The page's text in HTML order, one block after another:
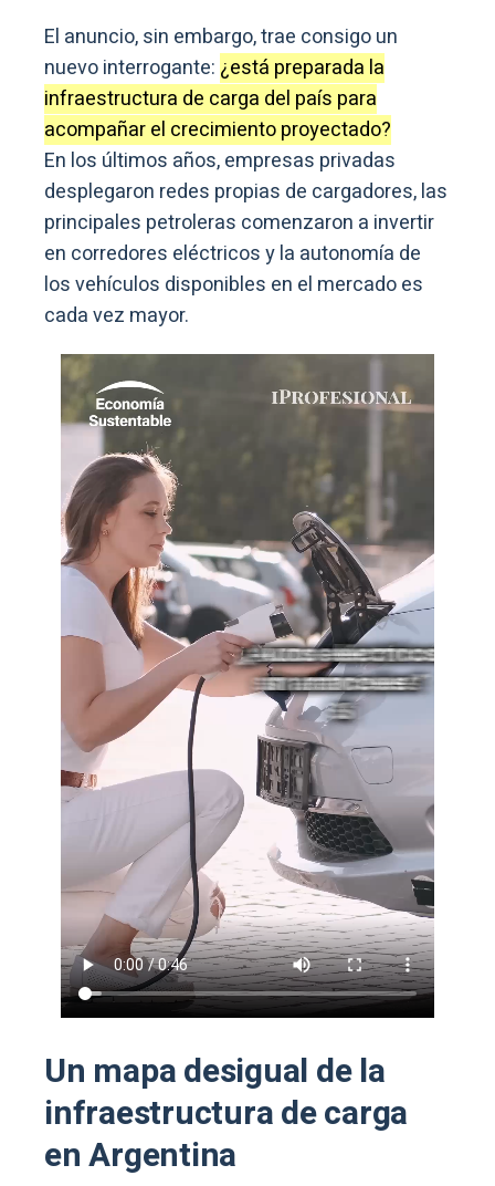
El anuncio, sin embargo, trae consigo un
nuevo interrogante: ¿está preparada la
infraestructura de carga del país para
acompañar el crecimiento proyectado?
En los últimos años, empresas privadas
desplegaron redes propias de cargadores, las
principales petroleras comenzaron a invertir
en corredores eléctricos y la autonomía de
los vehículos disponibles en el mercado es
cada vez mayor.
Un mapa desigual de la
infraestructura de carga
en Argentina